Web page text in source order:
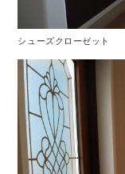
シューズクローゼット